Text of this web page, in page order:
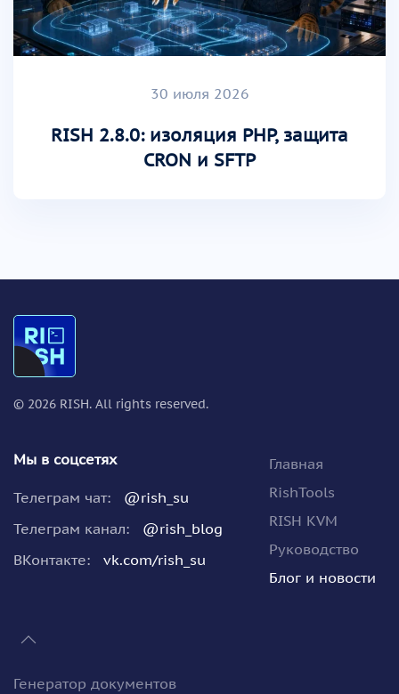
30 июля 2026
RISH 2.8.0: изоляция PHP, защита
CRON и SFTP
© 2026 RISH. All rights reserved.
Мы в соцсетях
Телеграм чат:
@rish_su
Телеграм канал:
@rish_blog
ВКонтакте:
vk.com/rish_su
Главная
RishTools
RISH KVM
Руководство
Блог и новости
Генератор документов